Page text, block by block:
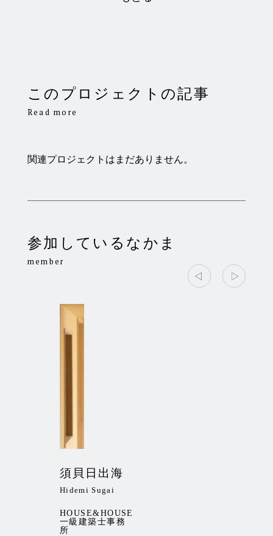
稿
このプロジェクトの記事
Read more
関連プロジェクトはまだありません。
参加しているなかま
member
須貝日出海
Hidemi Sugai
HOUSE&HOUSE
一級建築士事務
所